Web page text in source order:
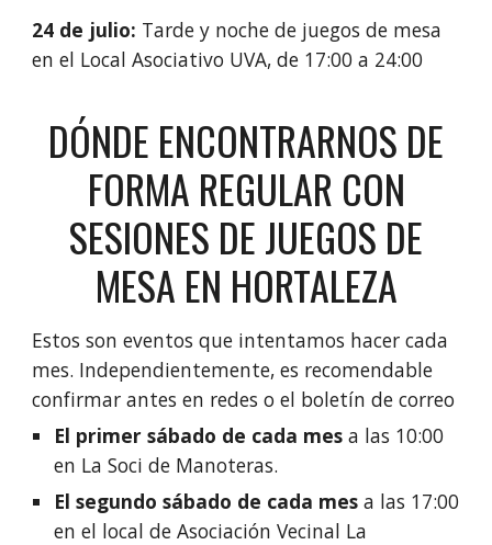
24 de julio: Tarde y noche de juegos de mesa
en el Local Asociativo UVA, de 17:00 a 24:00
DÓNDE ENCONTRARNOS DE
FORMA REGULAR CON
SESIONES DE JUEGOS DE
MESA EN HORTALEZA
Estos son eventos que intentamos hacer cada
mes. Independientemente, es recomendable
confirmar antes en redes o el boletín de correo
El primer sábado de cada mesa las 10:00
en La Soci de Manoteras.
El segundo sábado de cada mes a las 17:00
en el local de Asociación Vecinal La